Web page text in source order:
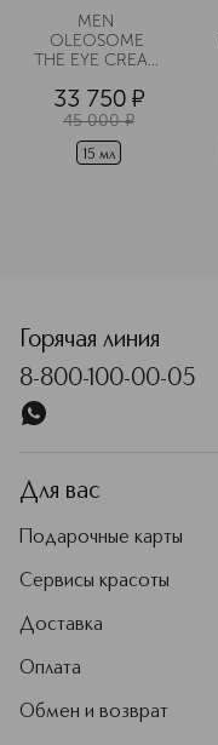
MEN
OLEOSOME
THE EYE CREAM
области вокруг
глаз
разглаживающий
33 750 ¤
45 000 ¤
15 мл
Горячая линия
8-800-100-00-05
Для вас
Подарочные карты
Сервисы красоты
Доставка
Оплата
Обмен и возврат